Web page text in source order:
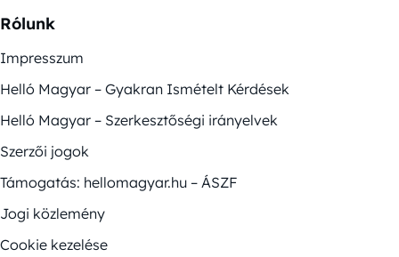
Rólunk
Impresszum
Helló Magyar – Gyakran Ismételt Kérdések
Helló Magyar – Szerkesztőségi irányelvek
Szerzői jogok
Támogatás: hellomagyar.hu – ÁSZF
Jogi közlemény
Cookie kezelése